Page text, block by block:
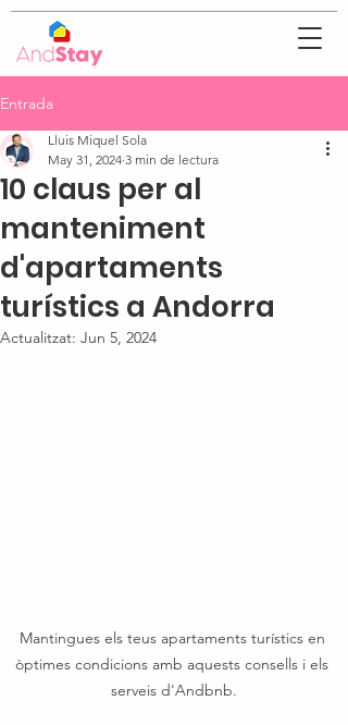
Entrada
10 claus per al
manteniment
d'apartaments
turístics a Andorra
Lluis Miquel Sola
May 31, 2024 3 min de lectura
Actualitzat: Jun 5, 2024
Mantingues els teus apartaments turístics en
òptimes condicions amb aquests consells i els
serveis d'Andbnb.